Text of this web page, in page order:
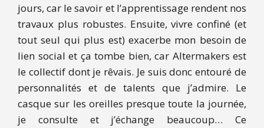
jours, car le savoir et l’apprentissage rendent nos
travaux plus robustes. Ensuite, vivre confiné (et
tout seul qui plus est) exacerbe mon besoin de
lien social et ça tombe bien, car Altermakers est
le collectif dont je rêvais. Je suis donc entouré de
personnalités et de talents que j’admire. Le
casque sur les oreilles presque toute la journée,
je consulte et j’échange beaucoup… Ce